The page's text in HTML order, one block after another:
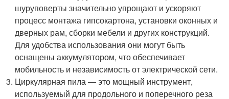
шуруповерты значительно упрощают и ускоряют
процесс монтажа гипсокартона, установки оконных и
дверных рам, сборки мебели и других конструкций.
Для удобства использования они могут быть
оснащены аккумулятором, что обеспечивает
мобильность и независимость от электрической сети.
Циркулярная пила — это мощный инструмент,
используемый для продольного и поперечного реза